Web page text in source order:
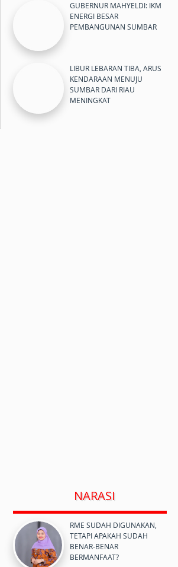
GUBERNUR MAHYELDI: IKM
ENERGI BESAR
PEMBANGUNAN SUMBAR
LIBUR LEBARAN TIBA, ARUS
KENDARAAN MENUJU
SUMBAR DARI RIAU
MENINGKAT
NARASI
RME SUDAH DIGUNAKAN,
TETAPI APAKAH SUDAH
BENAR-BENAR
BERMANFAAT?